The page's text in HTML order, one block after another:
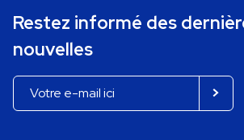
Restez informé des
nouvelles